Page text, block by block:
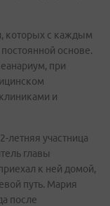
которых с каждым
основе.
при
и
летняя участница
главы
к ней домой,
путь. Мария
после